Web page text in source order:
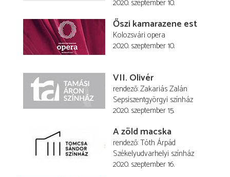
2020. szeptember 10.
Őszi kamarazene est
Kolozsvári opera
2020. szeptember 10.
VII. Olivér
rendező Zakariás Zalán
Sepsiszentgyörgyi színház
2020. szeptember 15.
A zöld macska
rendező Tóth Árpád
Székelyudvarhelyi színház
2020. szeptember 16.